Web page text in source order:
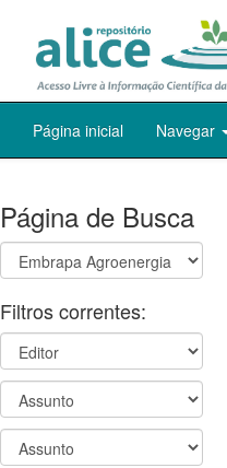
Página inicial Navegar
Página de Busca
Filtros correntes: